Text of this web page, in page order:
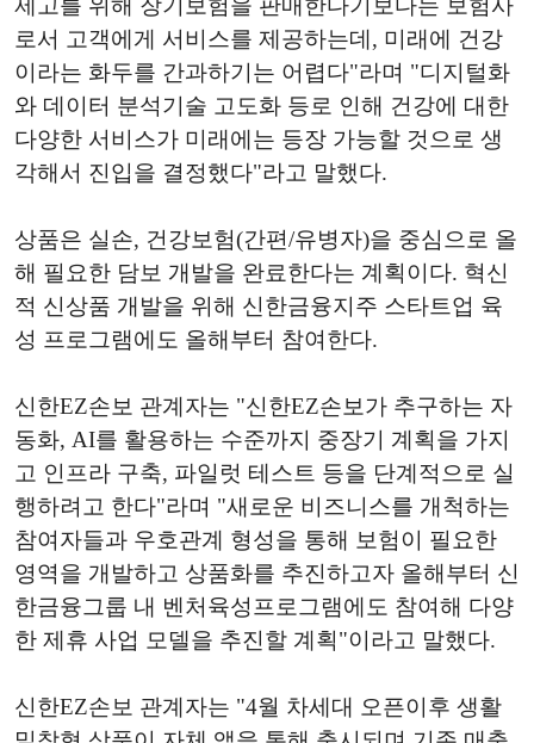
제고를 위해 장기보험을 판매한다기보다는 보험사
로서 고객에게 서비스를 제공하는데, 미래에 건강
이라는 화두를 간과하기는 어렵다"라며 "디지털화
와 데이터 분석기술 고도화 등로 인해 건강에 대한
다양한 서비스가 미래에는 등장 가능할 것으로 생
각해서 진입을 결정했다"라고 말했다.
상품은 실손, 건강보험(간편/유병자)을 중심으로 올
해 필요한 담보 개발을 완료한다는 계획이다. 혁신
적 신상품 개발을 위해 신한금융지주 스타트업 육
성 프로그램에도 올해부터 참여한다.
신한EZ손보 관계자는 "신한EZ손보가 추구하는 자
동화, AI를 활용하는 수준까지 중장기 계획을 가지
고 인프라 구축, 파일럿 테스트 등을 단계적으로 실
행하려고 한다"라며 "새로운 비즈니스를 개척하는
참여자들과 우호관계 형성을 통해 보험이 필요한
영역을 개발하고 상품화를 추진하고자 올해부터 신
한금융그룹 내 벤처육성프로그램에도 참여해 다양
한 제휴 사업 모델을 추진할 계획"이라고 말했다.
신한EZ손보 관계자는 "4월 차세대 오픈이후 생활